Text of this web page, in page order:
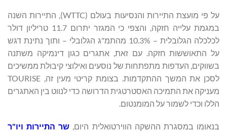
על פי מועצת התיירות והנסיעות בעולם (WTTC), התיירות השנה
במגמת עלייה חזקה, והצפי כי המגזר יתרום 11.7 טריליון דולר
לכלכלה הגלובלית – 10.3% מהתמ"ג הגלובלי – ותוך נתינת דגש
על התאוששות חזקה. עם זאת, אתגרים כגון דינמיקה משתנה
בשווקים, העדפות מתפתחות של נוסעים ואילוצי קיבולת ממשיכים
לסכן את המשך ההתקדמות. בצומת קריטי מעין זה, TOURISE
מעניקה את התמיכה האסטרטגית הדרושה כדי לנווט בין האתגרים
הללו וכדי לשמור על המומנטום.
בנאומו במסגרת ההשקה הווירטואלית היום, שר התיירות ויו"ר